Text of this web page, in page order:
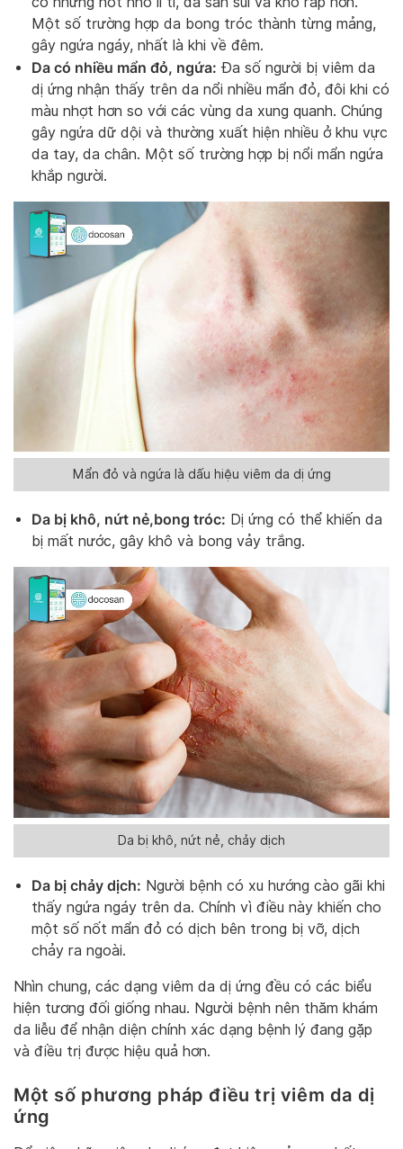
Một số trường hợp da bong tróc thành từng mảng,
gây ngứa ngáy, nhất là khi về đêm.
Da có nhiều mẩn đỏ, ngứa: Đa số người bị viêm da
dị ứng nhận thấy trên da nổi nhiều mẩn đỏ, đôi khi có
màu nhợt hơn so với các vùng da xung quanh. Chúng
gây ngứa dữ dội và thường xuất hiện nhiều ở khu vực
da tay, da chân. Một số trường hợp bị nổi mẩn ngứa
khắp người.
Mẩn đỏ và ngứa là dấu hiệu viêm da dị ứng
Da bị khô, nứt nẻ,bong tróc: Dị ứng có thể khiến da
bị mất nước, gây khô và bong vảy trắng.
Da bị khô, nứt nẻ, chảy dịch
Da bị chảy dịch: Người bệnh có xu hướng cào gãi khi
thấy ngứa ngáy trên da. Chính vì điều này khiến cho
một số nốt mẩn đỏ có dịch bên trong bị vỡ, dịch
chảy ra ngoài.
Nhìn chung, các dạng viêm da dị ứng đều có các biểu
hiện tương đối giống nhau. Người bệnh nên thăm khám
da liễu để nhận diện chính xác dạng bệnh lý đang gặp
và điều trị được hiệu quả hơn.
Một số phương pháp điều trị viêm da dị
ứng